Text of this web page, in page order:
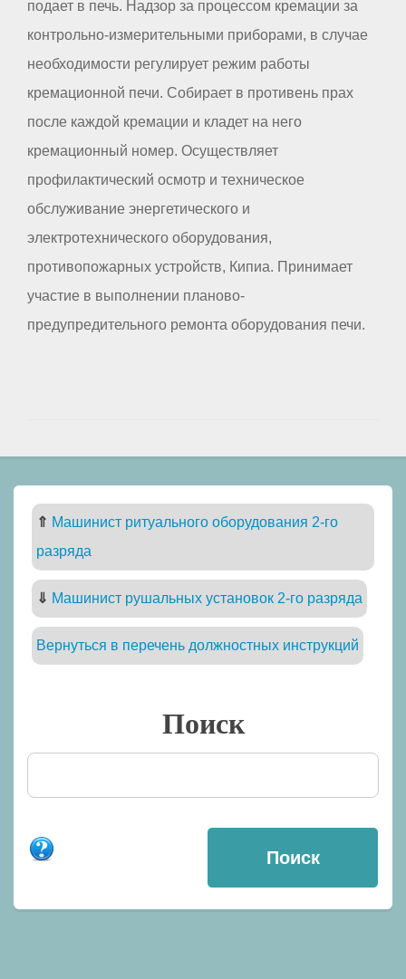
подает в печь. Надзор за процессом кремации за
контрольно-измерительными приборами, в случае
необходимости регулирует режим работы
кремационной печи. Собирает в противень прах
после каждой кремации и кладет на него
кремационный номер. Осуществляет
профилактический осмотр и техническое
обслуживание энергетического и
электротехнического оборудования,
противопожарных устройств, Кипиа. Принимает
участие в выполнении планово-
предупредительного ремонта оборудования печи.
⇑ Машинист ритуального оборудования 2-го
разряда
⇓ Машинист рушальных установок 2-го разряда
Вернуться в перечень должностных инструкций
Поиск